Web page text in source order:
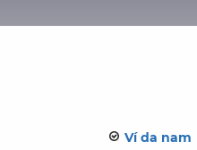
Ví da nam